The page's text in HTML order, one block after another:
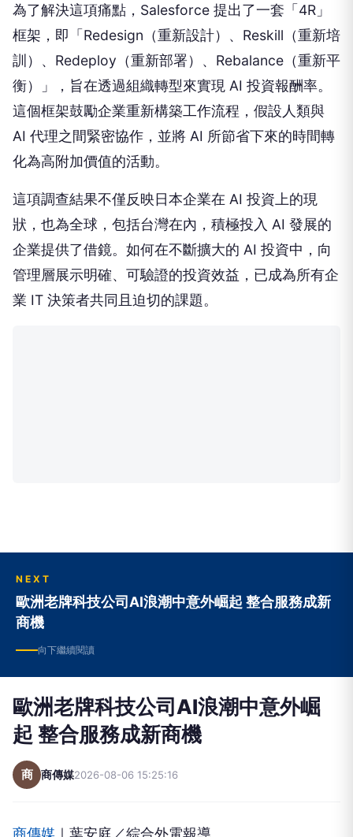
為了解決這項痛點，Salesforce 提出了一套「4R」
框架，即「Redesign（重新設計）、Reskill（重新培
訓）、Redeploy（重新部署）、Rebalance（重新平
衡）」，旨在透過組織轉型來實現 AI 投資報酬率。
這個框架鼓勵企業重新構築工作流程，假設人類與
AI 代理之間緊密協作，並將 AI 所節省下來的時間轉
化為高附加價值的活動。
這項調查結果不僅反映日本企業在 AI 投資上的現
狀，也為全球，包括台灣在內，積極投入 AI 發展的
企業提供了借鏡。如何在不斷擴大的 AI 投資中，向
管理層展示明確、可驗證的投資效益，已成為所有企
業 IT 決策者共同且迫切的課題。
NEXT
歐洲老牌科技公司AI浪潮中意外崛起 整合服務成新
商機
向下繼續閱讀
歐洲老牌科技公司AI浪潮中意外崛
起 整合服務成新商機
商 商傳媒2026-08-06 15:25:16
商傳媒 ｜葉安庭／綜合外電報導